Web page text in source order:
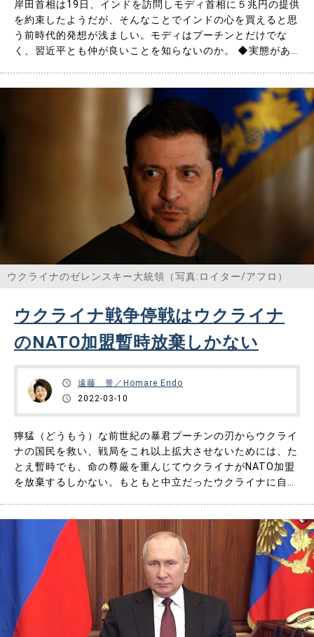
岸田首相は19日、インドを訪問しモディ首相に５兆円の提供
を約束したようだが、そんなことでインドの心を買えると思
う前時代的発想が浅ましい。モディはプーチンとだけでな
く、習近平とも仲が良いことを知らないのか。 ◆実態があ
首相との首脳会談を行った。 主たる目的はウクライナに軍
ウクライナのゼレンスキー大統領（写真:ロイター/アフロ）
ウクライナ戦争停戦はウクライナ
のNATO加盟暫時放棄しかない
遠藤 誉／Homare Endo
2022-03-10
獰猛（どうもう）な前世紀の暴君プーチンの刃からウクライ
ナの国民を救い、戦局をこれ以上拡大させないためには、た
とえ暫時でも、命の尊厳を重んじてウクライナがNATO加盟
を放棄するしかない。もともと中立だったウクライナに自己
レンスキー大統領はロシアによる空爆を阻止するため、ウク
ライナ上……